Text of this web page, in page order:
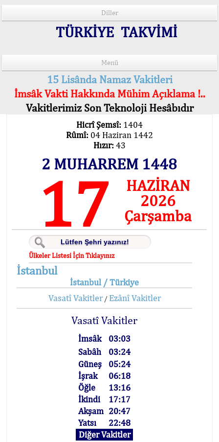
Diller
TÜRKİYE TAKVİMİ
Menü
15 Lisânda Namaz Vakitleri
İmsâk Vakti Hakkında Mühim Açıklama !..
Vakitlerimiz Son Teknoloji Hesâbıdır
Hicrî Şemsî: 1404
Rûmî: 04 Haziran 1442
Hızır: 43
2 MUHARREM 1448
17
HAZİRAN
2026
Çarşamba
Ülkeler Listesi İçin Tıklayınız
İstanbul
İstanbul / Türkiye
Vasatî Vakitler/ Ezânî Vakitler
Vasatî Vakitler
İmsâk
03:03
Sabâh
03:24
Güneş
05:24
İşrak
06:18
Öğle
13:16
İkindi
17:17
Akşam 20:47
Yatsı
22:48
Diğer Vakitler